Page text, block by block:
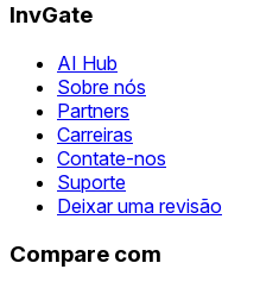
InvGate
AI Hub
Sobre nós
Partners
Carreiras
Contate-nos
Suporte
Deixar uma revisão
Compare com